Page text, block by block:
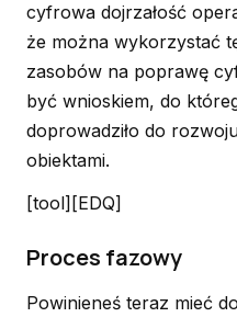
cyfrowa dojrzałość
że można wykorzystać
zasobów na poprawę
być wnioskiem, do
doprowadziło do
obiektami.
[tool][EDQ]
Proces fazowy
Powinieneś teraz mieć